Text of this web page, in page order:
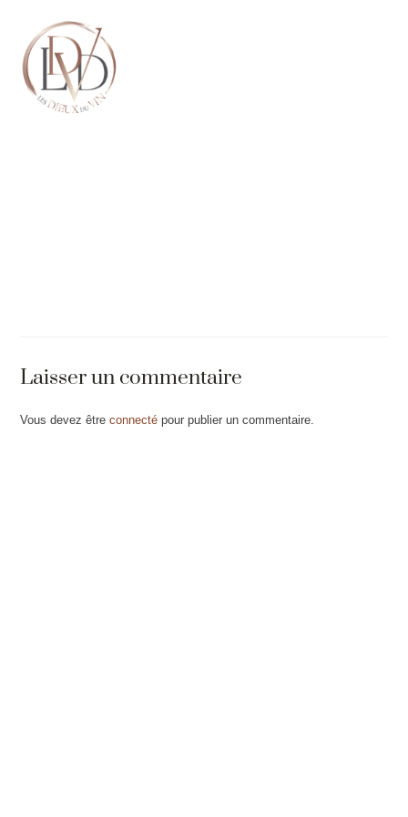
Laisser un commentaire
Vous devez êtreconnecté pour publier un commentaire.